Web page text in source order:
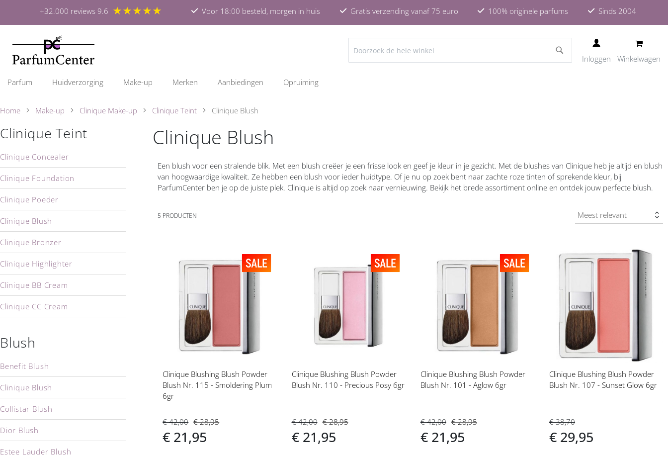
+32.000 reviews 9.6 ★★★★★ Voor 18:00 besteld, morgen in huis Gratis verzending vanaf 75 euro 100% originele parfums Sinds 2004
Inloggen Winkelwagen
ZOEKEN
Parfum Huidverzorging Make-up Merken Aanbiedingen Opruiming
Home Make-up Clinique Make-up Clinique Teint Clinique Blush
Clinique Blush
Een blush voor een stralende blik. Met een blush creëer je een frisse look en geef je kleur in je gezicht. Met de blushes van Clinique heb je altijd en blush
van hoogwaardige kwaliteit. Ze hebben een blush voor ieder huidtype. Of je nu op zoek bent naar zachte roze tinten of sprekende kleur, bij
ParfumCenter ben je op de juiste plek. Clinique is altijd op zoek naar vernieuwing. Bekijk het brede assortiment online en ontdek jouw perfecte blush.
5 PRODUCTEN
Voeg
aan
verlanglijst
Clinique Blushing Blush Powder
Blush Nr. 115 - Smoldering Plum
6gr
€ 42,00
€ 21,95
€ 28,95
Voeg
aan
verlanglijst
Clinique Blushing Blush Powder
Blush Nr. 110 - Precious Posy 6gr
€ 42,00
€ 21,95
€ 28,95
Voeg
aan
verlanglijst
Clinique Blushing Blush Powder
Blush Nr. 101 - Aglow 6gr
€ 42,00
€ 21,95
€ 28,95
Voeg
aan
verlanglijst
Clinique Blushing Blush Powder
Blush Nr. 107 - Sunset Glow 6gr
€ 38,70
€ 29,95
Clinique Teint
Clinique Concealer
Clinique Foundation
Clinique Poeder
Clinique Blush
Clinique Bronzer
Clinique Highlighter
Clinique BB Cream
Clinique CC Cream
Clinique Oog Make-up
Clinique Lip Make-up
Clinique Wenkbrauwen
Clinique Make-up Remover
Blush
Benefit Blush
Clinique Blush
Collistar Blush
Dior Blush
Estee Lauder Blush